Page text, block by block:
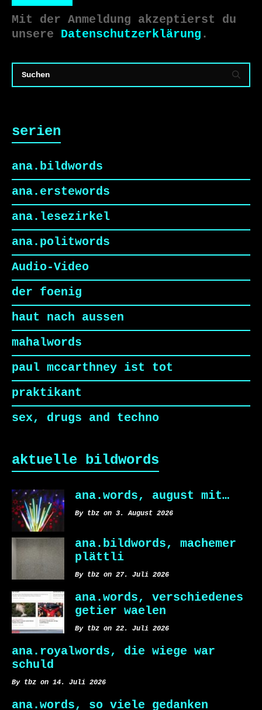
Mit der Anmeldung akzeptierst du
unsere Datenschutzerklärung .
serien
ana.bildwords
ana.erstewords
ana.lesezirkel
ana.politwords
Audio-Video
der foenig
haut nach aussen
mahalwords
paul mccarthney ist tot
praktikant
sex, drugs and techno
aktuelle bildwords
ana.words, august mit…
By tbz on 3. August 2026
ana.bildwords, machemer
plättli
By tbz on 27. Juli 2026
ana.words, verschiedenes
getier waelen
By tbz on 22. Juli 2026
ana.royalwords, die wiege war
schuld
By tbz on 14. Juli 2026
ana.words, so viele gedanken